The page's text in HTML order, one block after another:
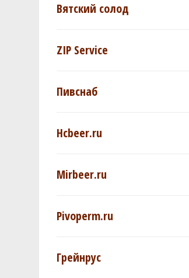
Вятский солод
ZIP Service
Пивснаб
Hcbeer.ru
Mirbeer.ru
Pivoperm.ru
Грейнрус